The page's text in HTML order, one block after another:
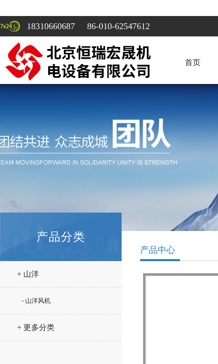
18310660687 86-010-62547612
首页
产品分类
+ 山洋
- 山洋风机
+ 更多分类
产品中心